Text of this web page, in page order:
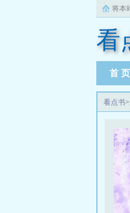
将本
看
首 页
看点书>